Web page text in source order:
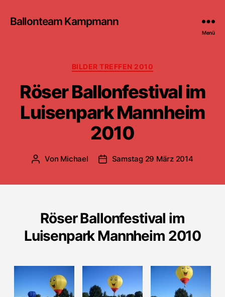
Ballonteam Kampmann
Menü
Kategorien
BILDER TREFFEN 2010
Röser Ballonfestival im
Luisenpark Mannheim
2010
Beitragsautor
Von Michael Beitragsdatum
Samstag 29 März 2014
Röser Ballonfestival im
Luisenpark Mannheim 2010